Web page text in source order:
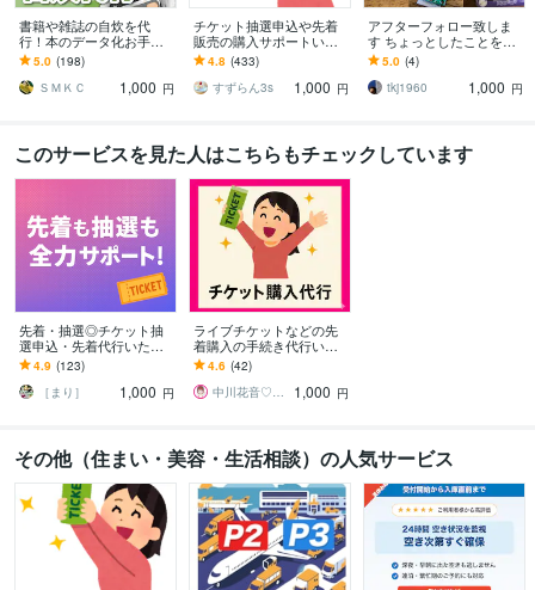
書籍や雑誌の自炊を代
行！本のデータ化お手伝
いします オプション無料
対応、業務用断裁機とス
キャナでプロの仕上がり
5.0 (198)
ＳＭＫＣ
1,000 円
チケット抽選申込や先着
販売の購入サポートいた
します 申込口数の必要な
方、チケ発が出来ない方
は是非ご連絡下さい。
4.8 (433)
すずらん3s
1,000 円
アフターフォロー致しま
す ちょっとしたことを気
軽に問い合わせ
5.0 (4)
tkj1960
1,000 円
このサービスを見た人はこちらもチェックしています
先着・抽選◎チケット抽
選申込・先着代行いたし
ます 申込口数を増やした
い方、チケ発が出来な
い・苦手な方等お気軽に
4.9 (123)
［まり］
1,000 円
ライブチケットなどの先
着購入の手続き代行いた
します ライブ・舞台・各
種イベントなどチケット
の購入をお手伝いします
4.6 (42)
中川花音♡あなたの心に寄り添うパートナー
1,000 円
その他（住まい・美容・生活相談）の人気サービス